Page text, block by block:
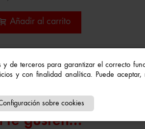
y de terceros para garantizar el correcto
y con finalidad analítica. Puede
sobre cookies
Añadir al carrito
te gusten...